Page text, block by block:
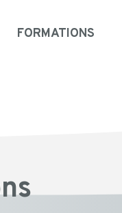
FORMATIONS